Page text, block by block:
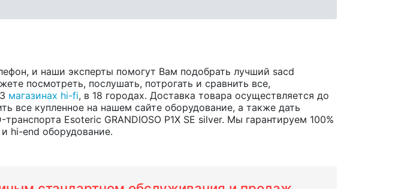
и наши эксперты помогут Вам подобрать лучший sacd
посмотреть, послушать, потрогать и сравнить все,
магазинах hi-fi, в 18 городах. Доставка товара осуществляется до
все купленное на нашем сайте оборудование, а также дать
Esoteric GRANDIOSO P1X SE silver. Мы гарантируем 100%
hi-end оборудование.